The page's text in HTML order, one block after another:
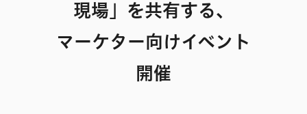
現場」を共有する、
マーケター向けイベント
開催